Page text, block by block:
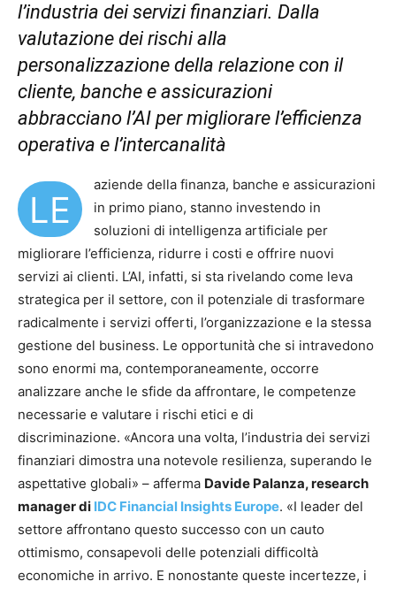
l’industria dei servizi finanziari. Dalla
valutazione dei rischi alla
personalizzazione della relazione con il
cliente, banche e assicurazioni
abbracciano l’AI per migliorare l’efficienza
operativa e l’intercanalità
LE
aziende della finanza, banche e assicurazioni
in primo piano, stanno investendo in
soluzioni di intelligenza artificiale per
migliorare l’efficienza, ridurre i costi e offrire nuovi
servizi ai clienti. L’AI, infatti, si sta rivelando come leva
strategica per il settore, con il potenziale di trasformare
radicalmente i servizi offerti, l’organizzazione e la stessa
gestione del business. Le opportunità che si intravedono
sono enormi ma, contemporaneamente, occorre
analizzare anche le sfide da affrontare, le competenze
necessarie e valutare i rischi etici e di
discriminazione. «Ancora una volta, l’industria dei servizi
finanziari dimostra una notevole resilienza, superando le
aspettative globali» – afferma Davide Palanza, research
managerdi IDC Financial Insights Europe. «I leader del
settore affrontano questo successo con un cauto
ottimismo, consapevoli delle potenziali difficoltà
economiche in arrivo. E nonostante queste incertezze, i